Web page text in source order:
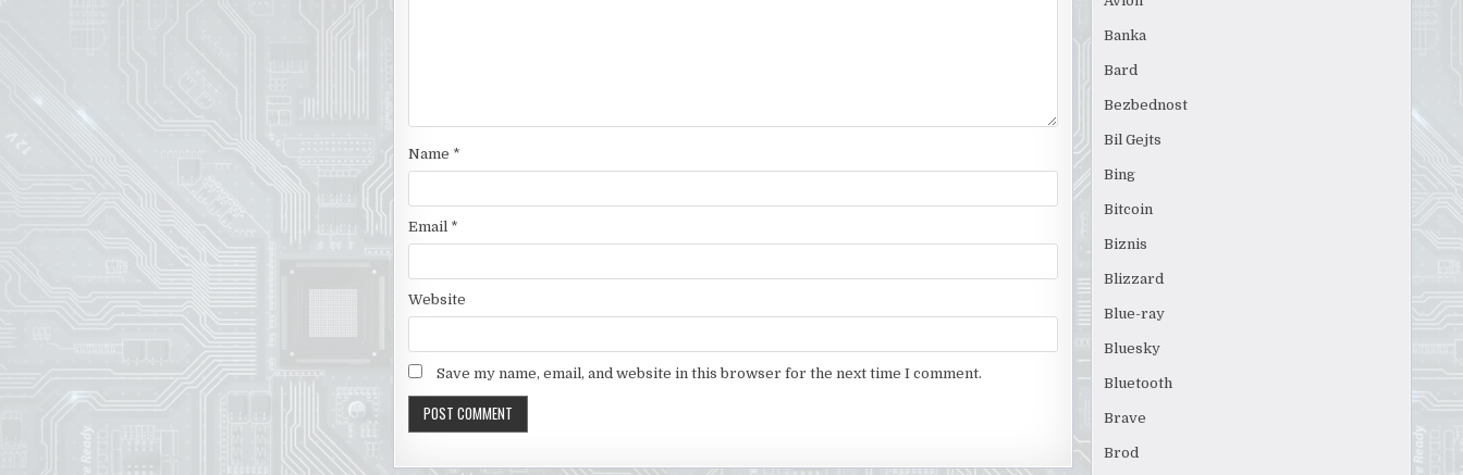
Name *
Email *
Website
Save my name, email, and website in this browser for the next time I comment.
Banka
Bard
Bezbednost
Bil Gejts
Bing
Bitcoin
Biznis
Blizzard
Blue-ray
Bluesky
Bluetooth
Brave
Brod